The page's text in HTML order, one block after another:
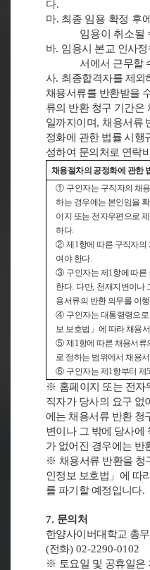
다.
마. 최종 임용 확정 후
임용이 취소될
바. 임용시 본교 인사
서에서 근무할
사. 최종합격자를 제외
채용서류를 반환받을
류의 반환 청구 기간은
일까지이며, 채용서류
정화에 관한 법률 시행
성하여 문의처로 연락
채용절차의 공정화에 관한
① 구인자는 구직자의 채
하는 경우에는 본인임을
이지 또는 전자우편으로
하다.
②제 1항에 따른 구직자의
여야 한다.
③ 구인자는 제 1항에 따른
한다. 다만, 천재지변이나
용서류의 반환 의무를 이
④ 구인자는 대통령령으
보 보호법 」 에 따라 채용
⑤제 1항에 따른 채용서
로 정하는 범위에서 채용
⑥ 구인자는 제 1항부터 제5
※ 홈페이지 또는 전자
직자가 당사의 요구 없
에는 채용서류 반환 청
변이나 그 밖에 당사에
가 없어진 경우에는 반
※ 채용서류 반환을 청
인정보 보호법 」 에 따
를 파기할 예정입니다.
7. 문의처
한양사이버대학교 총
(전화) 02-2290-0102
※ 토요일 및 공휴일은